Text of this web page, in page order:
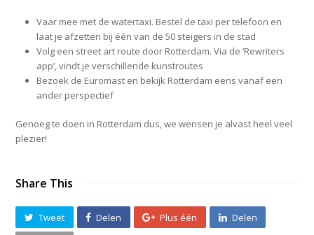
Vaar mee met de watertaxi. Bestel de taxi per telefoon en
laat je afzetten bij één van de 50 steigers in de stad
Volg een street art route door Rotterdam. Via de ‘Rewriters
app’, vindt je verschillende kunstroutes
Bezoek de Euromast en bekijk Rotterdam eens vanaf een
ander perspectief
Genoeg te doen in Rotterdam dus, we wensen je alvast heel veel
plezier!
Share This
Tweet Delen Plus één Delen